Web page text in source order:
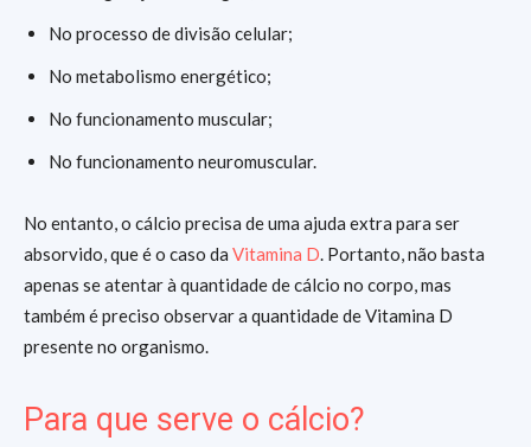
No processo de divisão celular;
No metabolismo energético;
No funcionamento muscular;
No funcionamento neuromuscular.
No entanto, o cálcio precisa de uma ajuda extra para ser
absorvido, que é o caso da Vitamina D. Portanto, não basta
apenas se atentar à quantidade de cálcio no corpo, mas
também é preciso observar a quantidade de Vitamina D
presente no organismo.
Para que serve o cálcio?